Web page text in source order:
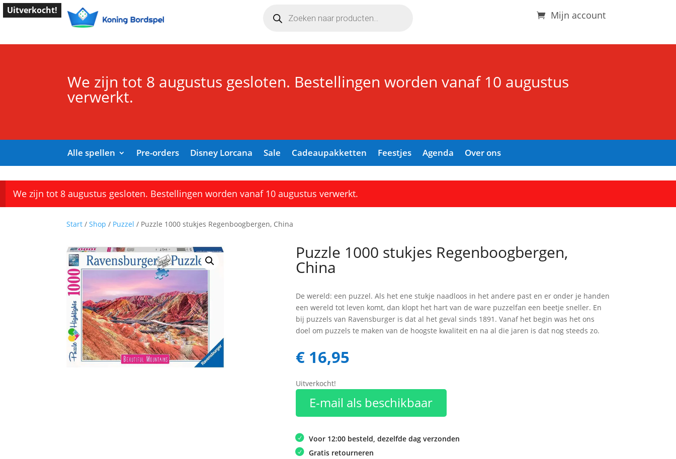
zoeken Mijn account
We zijn tot 8 augustus gesloten. Bestellingen worden vanaf 10 augustus
verwerkt.
Alle spellen Pre-orders Disney Lorcana Sale Cadeaupakketten Feestjes Agenda Over ons
We zijn tot 8 augustus gesloten. Bestellingen worden vanaf 10 augustus verwerkt.
Uitverkocht!
Start / Shop / Puzzel / Puzzle 1000 stukjes Regenboogbergen, China
Puzzle 1000 stukjes Regenboogbergen,
China
De wereld: een puzzel. Als het ene stukje naadloos in het andere past en er onder je handen
een wereld tot leven komt, dan klopt het hart van de ware puzzelfan een beetje sneller. En
bij puzzels van Ravensburger is dat al het geval sinds 1891. Vanaf het begin was het ons
doel om puzzels te maken van de hoogste kwaliteit en na al die jaren is dat nog steeds zo.
€16,95
Uitverkocht!
E-mail als beschikbaar
Voor 12:00 besteld, dezelfde dag verzonden
Gratis retourneren